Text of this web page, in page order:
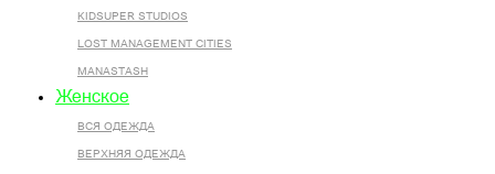
KIDSUPER STUDIOS
LOST MANAGEMENT CITIES
MANASTASH
Женское
ВСЯ ОДЕЖДА
ВЕРХНЯЯ ОДЕЖДА